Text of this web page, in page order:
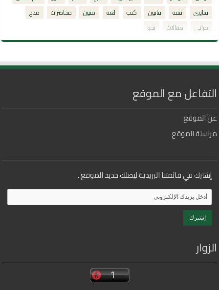
فتاوى
فقه قانون كتب لغة متون محاضرات
مدح
مراثي
مقالات نحو
التفاعل مع الموقع
عن الموقع
مراسلة الموقع
إشترك في قائمتنا البريدية ليصلك جديد الموقع .
الزوار